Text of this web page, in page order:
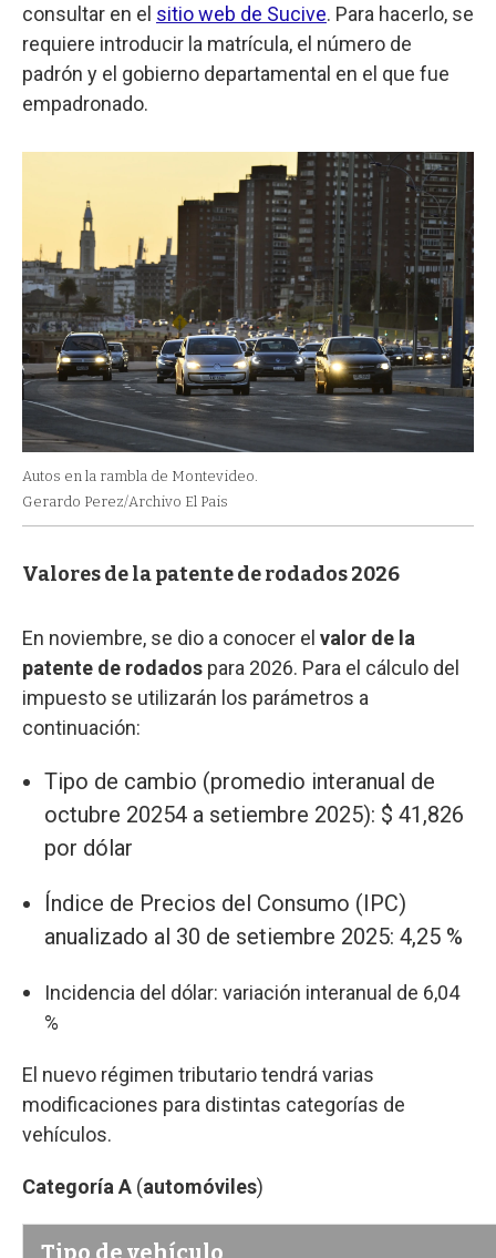
consultar en el sitio web de Sucive. Para hacerlo, se
requiere introducir la matrícula, el número de
padrón y el gobierno departamental en el que fue
empadronado.
Autos en la rambla de Montevideo.
Gerardo Perez/Archivo El Pais
Valores de la patente de rodados 2026
En noviembre, se dio a conocer el valor de la
patente de rodados para 2026. Para el cálculo del
impuesto se utilizarán los parámetros a
continuación:
Tipo de cambio (promedio interanual de
octubre 20254 a setiembre 2025): $ 41,826
por dólar
Índice de Precios del Consumo (IPC)
anualizado al 30 de setiembre 2025: 4,25 %
Incidencia del dólar: variación interanual de 6,04
%
El nuevo régimen tributario tendrá varias
modificaciones para distintas categorías de
vehículos.
Categoría A (automóviles)